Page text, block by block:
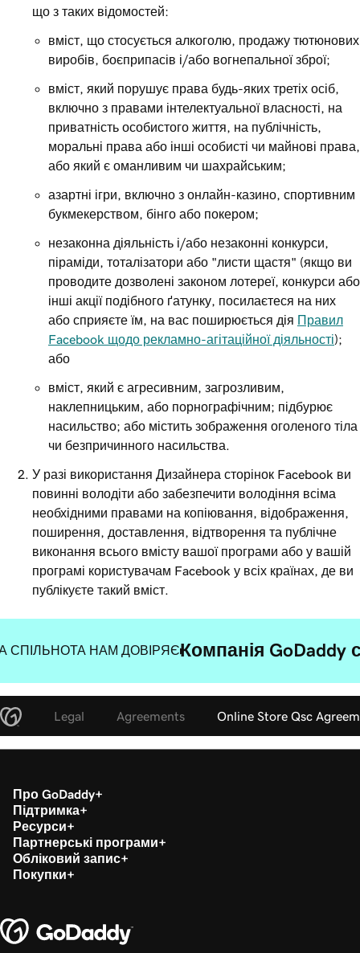
що з таких відомостей:
вміст, що стосується алкоголю, продажу тютюнових
виробів, боєприпасів і/або вогнепальної зброї;
вміст, який порушує права будь-яких третіх осіб,
включно з правами інтелектуальної власності, на
приватність особистого життя, на публічність,
моральні права або інші особисті чи майнові права,
або який є оманливим чи шахрайським;
азартні ігри, включно з онлайн-казино, спортивним
букмекерством, бінго або покером;
незаконна діяльність і/або незаконні конкурси,
піраміди, тоталізатори або "листи щастя" (якщо ви
проводите дозволені законом лотереї, конкурси або
інші акції подібного ґатунку, посилаєтеся на них
або сприяєте їм, на вас поширюється дія Правил
Facebook щодо рекламно-агітаційної діяльності);
або
вміст, який є агресивним, загрозливим,
наклепницьким, або порнографічним; підбурює
насильство; або містить зображення оголеного тіла
чи безпричинного насильства.
У разі використання Дизайнера сторінок Facebook ви
повинні володіти або забезпечити володіння всіма
необхідними правами на копіювання, відображення,
поширення, доставлення, відтворення та публічне
виконання всього вмісту вашої програми або у вашій
програмі користувачам Facebook у всіх країнах, де ви
публікуєте такий вміст.
СПІЛЬНОТА НАМ ДОВІРЯЄКомпанія GoDaddy
Legal Agreements Online Store Qsc
Про GoDaddy
Підтримка
Ресурси
Партнерські програми
Обліковий запис
Покупки